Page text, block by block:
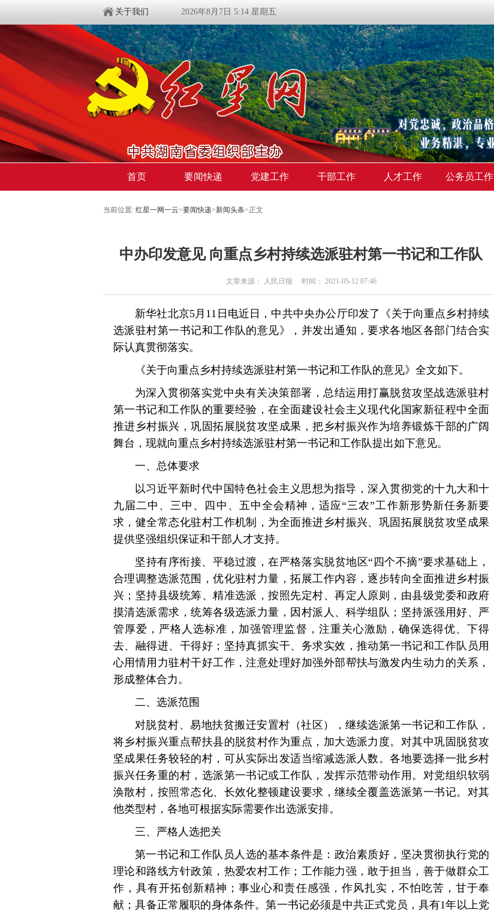
关于我们 2026年8月7日 5:14 星期五
首页 要闻快递 党建工作 干部工作 人才工作 公务员工作
当前位置: 红星一网一云>要闻快递>新闻头条>正文
中办印发意见 向重点乡村持续选派驻村第一书记和工作队
文章来源： 人民日报 时间： 2021-05-12 07:46
新华社北京5月11日电近日，中共中央办公厅印发了《关于向重点乡村持续
选派驻村第一书记和工作队的意见》，并发出通知，要求各地区各部门结合实
际认真贯彻落实。
《关于向重点乡村持续选派驻村第一书记和工作队的意见》全文如下。
为深入贯彻落实党中央有关决策部署，总结运用打赢脱贫攻坚战选派驻村
第一书记和工作队的重要经验，在全面建设社会主义现代化国家新征程中全面
推进乡村振兴，巩固拓展脱贫攻坚成果，把乡村振兴作为培养锻炼干部的广阔
舞台，现就向重点乡村持续选派驻村第一书记和工作队提出如下意见。
一、总体要求
以习近平新时代中国特色社会主义思想为指导，深入贯彻党的十九大和十
九届二中、三中、四中、五中全会精神，适应“三农”工作新形势新任务新要
求，健全常态化驻村工作机制，为全面推进乡村振兴、巩固拓展脱贫攻坚成果
提供坚强组织保证和干部人才支持。
坚持有序衔接、平稳过渡，在严格落实脱贫地区“四个不摘”要求基础上，
合理调整选派范围，优化驻村力量，拓展工作内容，逐步转向全面推进乡村振
兴；坚持县级统筹、精准选派，按照先定村、再定人原则，由县级党委和政府
摸清选派需求，统筹各级选派力量，因村派人、科学组队；坚持派强用好、严
管厚爱，严格人选标准，加强管理监督，注重关心激励，确保选得优、下得
去、融得进、干得好；坚持真抓实干、务求实效，推动第一书记和工作队员用
心用情用力驻村干好工作，注意处理好加强外部帮扶与激发内生动力的关系，
形成整体合力。
二、选派范围
对脱贫村、易地扶贫搬迁安置村（社区），继续选派第一书记和工作队，
将乡村振兴重点帮扶县的脱贫村作为重点，加大选派力度。对其中巩固脱贫攻
坚成果任务较轻的村，可从实际出发适当缩减选派人数。各地要选择一批乡村
振兴任务重的村，选派第一书记或工作队，发挥示范带动作用。对党组织软弱
涣散村，按照常态化、长效化整顿建设要求，继续全覆盖选派第一书记。对其
他类型村，各地可根据实际需要作出选派安排。
三、严格人选把关
第一书记和工作队员人选的基本条件是：政治素质好，坚决贯彻执行党的
理论和路线方针政策，热爱农村工作；工作能力强，敢于担当，善于做群众工
作，具有开拓创新精神；事业心和责任感强，作风扎实，不怕吃苦，甘于奉
献；具备正常履职的身体条件。第一书记必须是中共正式党员，具有1年以上党